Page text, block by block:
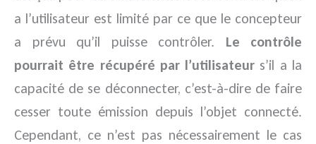
a l’utilisateur est limité par ce que le concepteur
a prévu qu’il puisse contrôler. Le contrôle
pourrait être récupéré par l’utilisateur s’il a la
capacité de se déconnecter, c’est-à-dire de faire
cesser toute émission depuis l’objet connecté.
Cependant, ce n’est pas nécessairement le cas